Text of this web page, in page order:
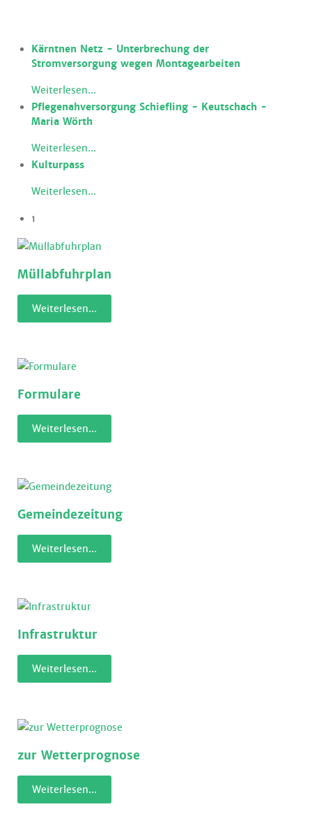
Kärntnen Netz - Unterbrechung der
Stromversorgung wegen Montagearbeiten
Weiterlesen...
Pflegenahversorgung Schiefling - Keutschach -
Maria Wörth
Weiterlesen...
Kulturpass
Weiterlesen...
1
Müllabfuhrplan
Weiterlesen...
Formulare
Weiterlesen...
Gemeindezeitung
Weiterlesen...
Infrastruktur
Weiterlesen...
zur Wetterprognose
Weiterlesen...